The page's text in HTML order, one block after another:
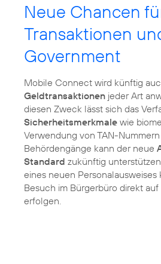
Neue Chancen
Transaktionen
Government
Mobile Connect wird künftig
Geldtransaktionen jeder Art
diesen Zweck lässt sich das
Sicherheitsmerkmale wie
Verwendung von TAN-
Behördengänge kann der neue
Standard zukünftig
eines neuen
Besuch im Bürgerbüro direkt
erfolgen.